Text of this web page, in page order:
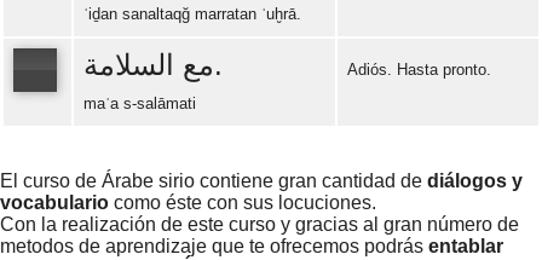
ʾiḏan sanaltaqğ marratan ʾuḫrā.
مع السلامة.
maʿa s-salāmati
Adiós. Hasta pronto.
El curso de Árabe sirio contiene gran cantidad de diálogos y
vocabulario como éste con sus locuciones.
Con la realización de este curso y gracias al gran número de
metodos de aprendizaje que te ofrecemos podrás entablar